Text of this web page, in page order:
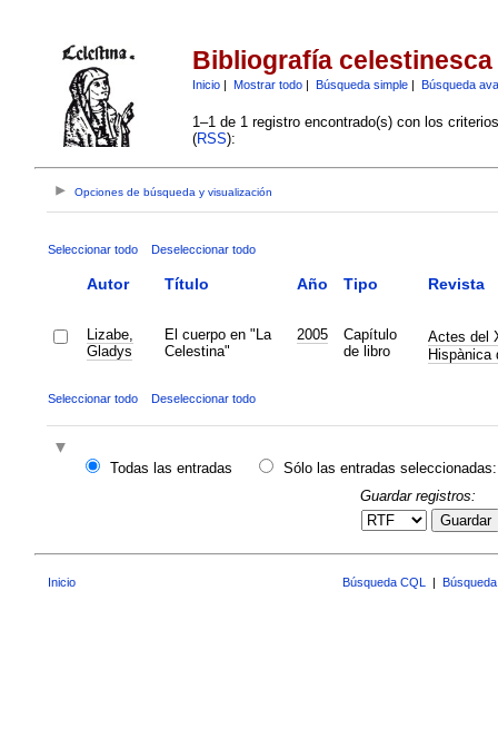
Bibliografía celestinesca
Inicio| Mostrar todo| Búsqueda simple| Búsqueda
1–1 de 1 registro encontrado(s) con los
(RSS):
Opciones de búsqueda y visualización
Seleccionar todo Deseleccionar todo
Autor Título Año Tipo Revista
Lizabe,
Gladys
El cuerpo en "La
Celestina"
2005
Capítulo
de libro
Actes del
Hispànica
Seleccionar todo Deseleccionar todo
Todas las entradas
Sólo las entradas seleccionadas:
Guardar registros:
Guardar
Inicio Búsqueda CQL